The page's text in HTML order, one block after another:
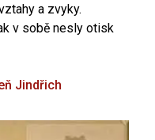
a zvyky.
v sobě nesly otisk
Jindřich